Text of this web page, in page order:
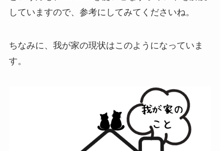
していますので、参考にしてみてくださいね。
ちなみに、我が家の現状はこのようになっていま
す。